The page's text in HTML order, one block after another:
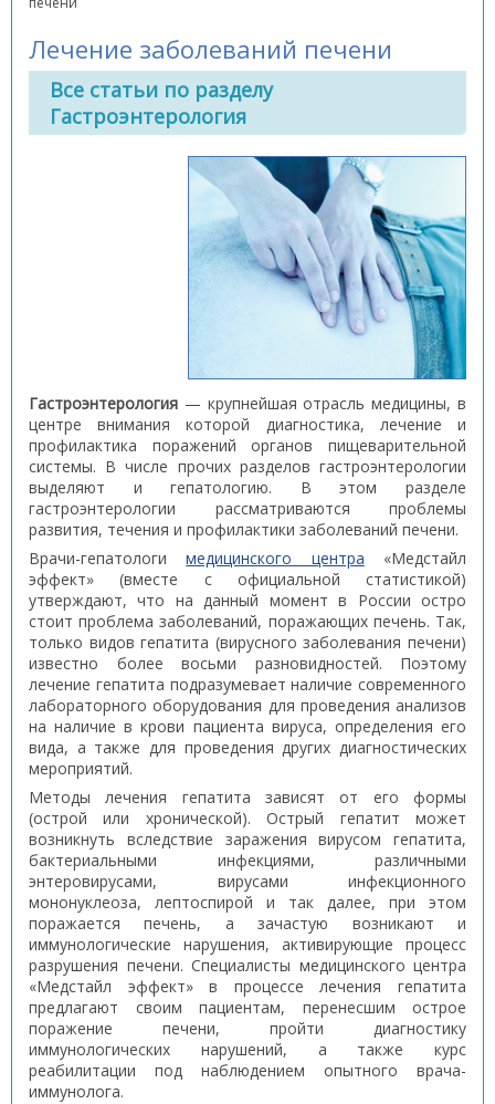
Лечение заболеваний печени
Все статьи по разделу
Гастроэнтерология
Гастроэнтерология — крупнейшая отрасль медицины, в
центре внимания которой диагностика, лечение и
профилактика поражений органов пищеварительной
системы. В числе прочих разделов гастроэнтерологии
выделяют и гепатологию. В этом разделе
гастроэнтерологии рассматриваются проблемы
развития, течения и профилактики заболеваний печени.
Врачи-гепатологимедицинского центра «Медстайл
эффект» (вместе с официальной статистикой)
утверждают, что на данный момент в России остро
стоит проблема заболеваний, поражающих печень. Так,
только видов гепатита (вирусного заболевания печени)
известно более восьми разновидностей. Поэтому
лечение гепатита подразумевает наличие современного
лабораторного оборудования для проведения анализов
на наличие в крови пациента вируса, определения его
вида, а также для проведения других диагностических
мероприятий.
Методы лечения гепатита зависят от его формы
(острой или хронической). Острый гепатит может
возникнуть вследствие заражения вирусом гепатита,
бактериальными инфекциями, различными
энтеровирусами, вирусами инфекционного
мононуклеоза, лептоспирой и так далее, при этом
поражается печень, а зачастую возникают и
иммунологические нарушения, активирующие процесс
разрушения печени. Специалисты медицинского центра
«Медстайл эффект» в процессе лечения гепатита
предлагают своим пациентам, перенесшим острое
поражение печени, пройти диагностику
иммунологических нарушений, а также курс
реабилитации под наблюдением опытного врача-
иммунолога.